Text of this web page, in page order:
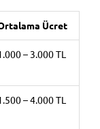
Ücret
– 3.000 TL
– 4.000 TL